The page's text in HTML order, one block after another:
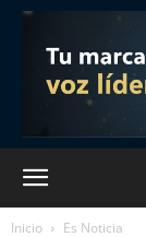
Inicio Es Noticia